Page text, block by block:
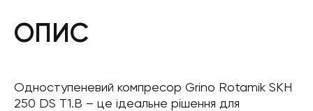
ОПИС
Одноступеневий компресор Grino Rotamik SKH
250 DS T1.В – це ідеальне рішення для